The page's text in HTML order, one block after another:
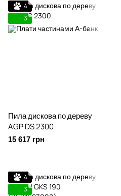
4
3
Пила дискова по дереву
AGP DS 2300
15 617 грн
4
3